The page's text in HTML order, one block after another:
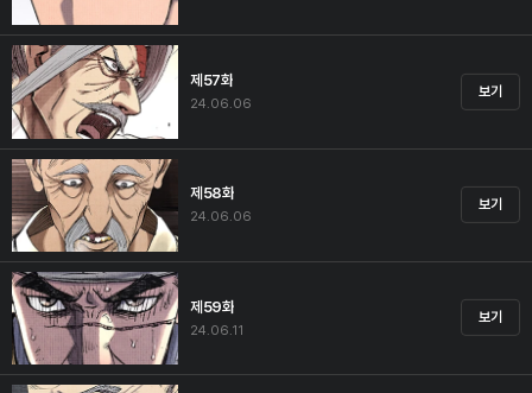
제57화
24.06.06
보기
제58화
24.06.06
보기
제59화
24.06.11
보기